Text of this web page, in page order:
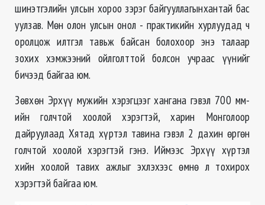
шинэтгэлийн улсын хороо зэрэг байгууллагынхантай бас
уулзав. Мөн олон улсын онол - практикийн хурлуудад ч
оролцож илтгэл тавьж байсан болохоор энэ талаар
зохих хэмжээний ойлголттой болсон учраас үүнийг
бичээд байгаа юм.
Зөвхөн Эрхүү мужийн хэрэгцээг хангана гэвэл 700 мм-
ийн голчтой хоолой хэрэгтэй, харин Монголоор
дайруулаад Хятад хүртэл тавина гэвэл 2 дахин өргөн
голчтой хоолой хэрэгтэй гэнэ. Иймээс Эрхүү хүртэл
хийн хоолой тавих ажлыг эхлэхээс өмнө л тохирох
хэрэгтэй байгаа юм.